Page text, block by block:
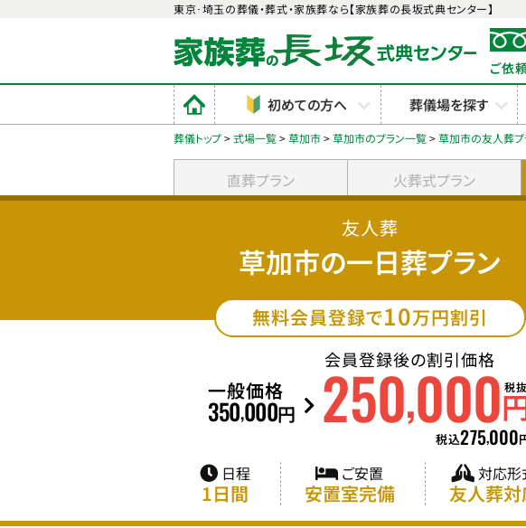
東京･埼玉の葬儀・葬式・家族葬なら【家族葬の長坂式典センター】
ご依
初めての方へ 葬儀場を探す
葬儀トップ>式場一覧>草加市>草加市のプラン一覧>草加市の友人葬プ
直葬プラン 火葬式プラン
友人葬
草加市の一日葬プラン
無料会員登録で10万円割引
一般価格
350,000円
会員登録後の割引価格
250,000 税抜
税込275,000
日程
1日間
ご安置
安置室完備
対応形
友人葬